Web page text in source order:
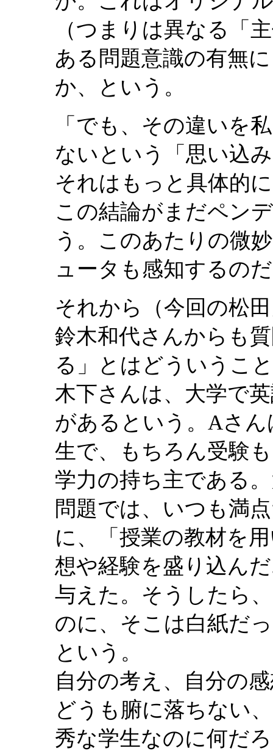
（つまりは異なる「
ある問題意識の有無
か、という。
「でも、その違いを
ないという「思い込
それはもっと具体的
この結論がまだペン
う。このあたりの微
ュータも感知するの
それから（今回の松
鈴木和代さんからも
る」とはどういうこ
木下さんは、大学で
があるという。Aさ
生で、もちろん受験
学力の持ち主である
問題では、いつも満
に、「授業の教材を
想や経験を盛り込ん
与えた。そうしたら
のに、そこは白紙だ
という。
自分の考え、自分の
どうも腑に落ちない
秀な学生なのに何だ